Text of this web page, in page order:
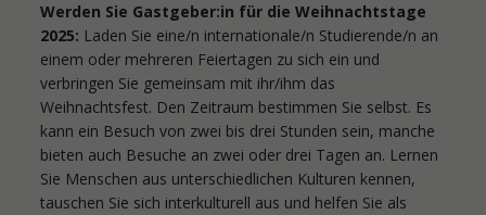
Werden Sie Gastgeber:in für die Weihnachtstage
2025: Laden Sie eine/n internationale/n Studierende/n an
einem oder mehreren Feiertagen zu sich ein und
verbringen Sie gemeinsam mit ihr/ihm das
Weihnachtsfest. Den Zeitraum bestimmen Sie selbst. Es
kann ein Besuch von zwei bis drei Stunden sein, manche
bieten auch Besuche an zwei oder drei Tagen an. Lernen
Sie Menschen aus unterschiedlichen Kulturen kennen,
tauschen Sie sich interkulturell aus und helfen Sie als